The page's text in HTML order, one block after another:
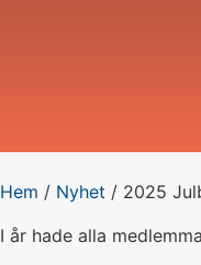
Hem / Nyhet / 2025
I år hade alla